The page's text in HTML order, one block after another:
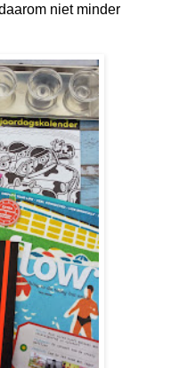
niet minder